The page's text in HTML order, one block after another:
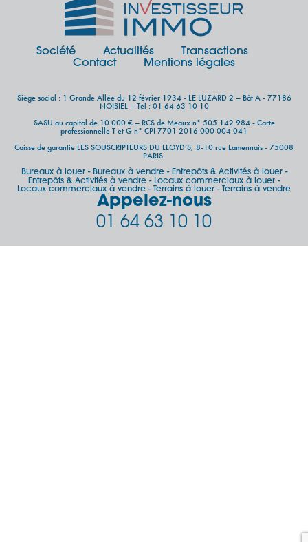
Société Actualités
Transactions
Contact
Mentions légales
Siège social : 1 Grande Allée du 12 février 1934 - LE LUZARD 2 – Bât A - 77186
NOISIEL – Tel : 01 64 63 10 10
SASU au capital de 10.000 € – RCS de Meaux n° 505 142 984 - Carte
professionnelle T et G n° CPI 7701 2016 000 004 041
Caisse de garantie LES SOUSCRIPTEURS DU LLOYD’S, 8-10 rue Lamennais - 75008
PARIS.
Bureaux à louer- Bureaux à vendre- Entrepôts & Activités à louer-
Entrepôts & Activités à vendre - Locaux commerciaux à louer -
Locaux commerciaux à vendre - Terrains à louer - Terrains à vendre
Appelez-nous
01 64 63 10 10